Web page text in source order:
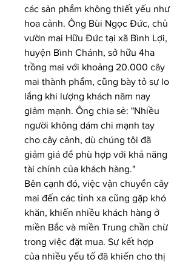
các sản phẩm không thiết yếu như
hoa cảnh. Ông Bùi Ngọc Đức, chủ
vườn mai Hữu Đức tại xã Bình Lợi,
huyện Bình Chánh, sở hữu 4ha
trồng mai với khoảng 20.000 cây
mai thành phẩm, cũng bày tỏ sự lo
lắng khi lượng khách năm nay
giảm mạnh. Ông chia sẻ: "Nhiều
người không dám chi mạnh tay
cho cây cảnh, dù chúng tôi đã
giảm giá để phù hợp với khả năng
tài chính của khách hàng."
Bên cạnh đó, việc vận chuyển cây
mai đến các tỉnh xa cũng gặp khó
khăn, khiến nhiều khách hàng ở
miền Bắc và miền Trung chần chừ
trong việc đặt mua. Sự kết hợp
của nhiều yếu tố đã khiến cho thị